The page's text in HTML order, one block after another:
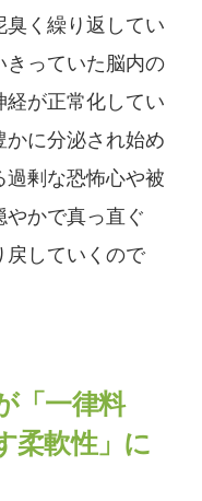
く繰り返してい
きっていた脳内の
が正常化してい
かに分泌され始め
過剰な恐怖心や被
かで真っ直ぐ
戻していくので
「一律料
柔軟性」に